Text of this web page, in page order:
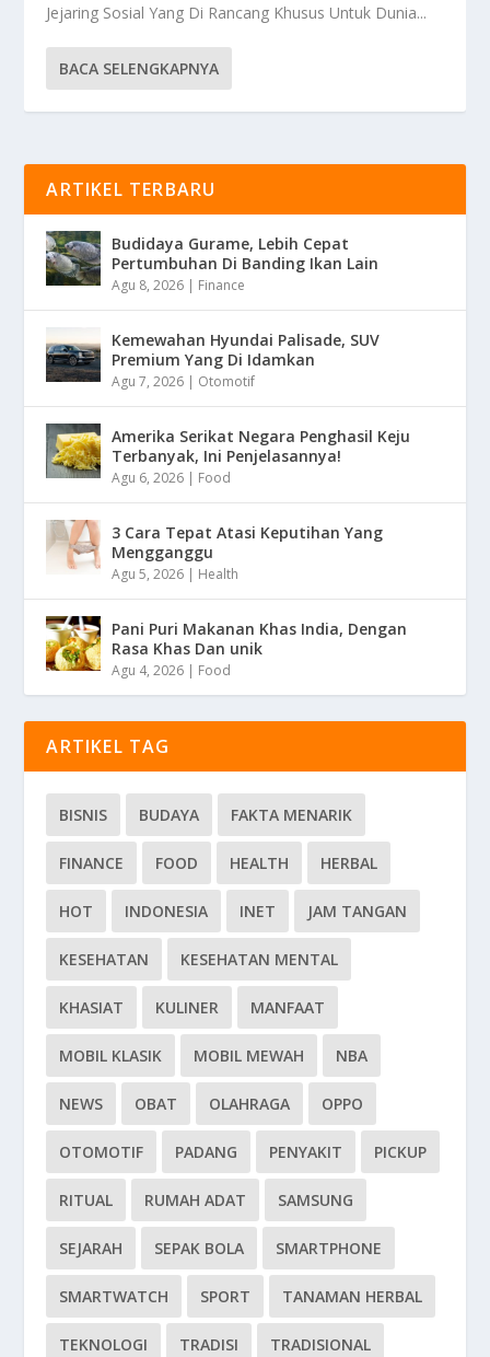
Jejaring Sosial Yang Di Rancang Khusus Untuk Dunia...
BACA SELENGKAPNYA
ARTIKEL TERBARU
Budidaya Gurame, Lebih Cepat
Pertumbuhan Di Banding Ikan Lain
Agu 8, 2026 | Finance
Kemewahan Hyundai Palisade, SUV
Premium Yang Di Idamkan
Agu 7, 2026 | Otomotif
Amerika Serikat Negara Penghasil Keju
Terbanyak, Ini Penjelasannya!
Agu 6, 2026 | Food
3 Cara Tepat Atasi Keputihan Yang
Mengganggu
Agu 5, 2026 | Health
Pani Puri Makanan Khas India, Dengan
Rasa Khas Dan unik
Agu 4, 2026 | Food
ARTIKEL TAG
BISNIS BUDAYA FAKTA MENARIK
FINANCE FOOD HEALTH HERBAL
HOT INDONESIA INET JAM TANGAN
KESEHATAN KESEHATAN MENTAL
KHASIAT KULINER MANFAAT
MOBIL KLASIK MOBIL MEWAH NBA
NEWS OBAT OLAHRAGA OPPO
OTOMOTIF PADANG PENYAKIT PICKUP
RITUAL RUMAH ADAT SAMSUNG
SEJARAH SEPAK BOLA SMARTPHONE
SMARTWATCH SPORT TANAMAN HERBAL
TEKNOLOGI TRADISI TRADISIONAL